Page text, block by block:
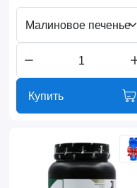
Малиновое печенье
Купить